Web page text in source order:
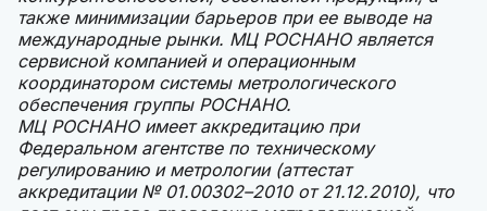
также минимизации барьеров при ее выводе на
международные рынки. МЦ РОСНАНО является
сервисной компанией и операционным
координатором системы метрологического
обеспечения группы РОСНАНО.
МЦ РОСНАНО имеет аккредитацию при
Федеральном агентстве по техническому
регулированию и метрологии (аттестат
аккредитации № 01.00302–2010 от 21.12.2010), что